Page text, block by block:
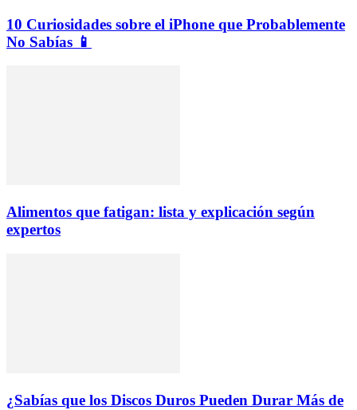
10 Curiosidades sobre el iPhone que Probablemente
No Sabías 📱
Alimentos que fatigan: lista y explicación según
expertos
¿Sabías que los Discos Duros Pueden Durar Más de